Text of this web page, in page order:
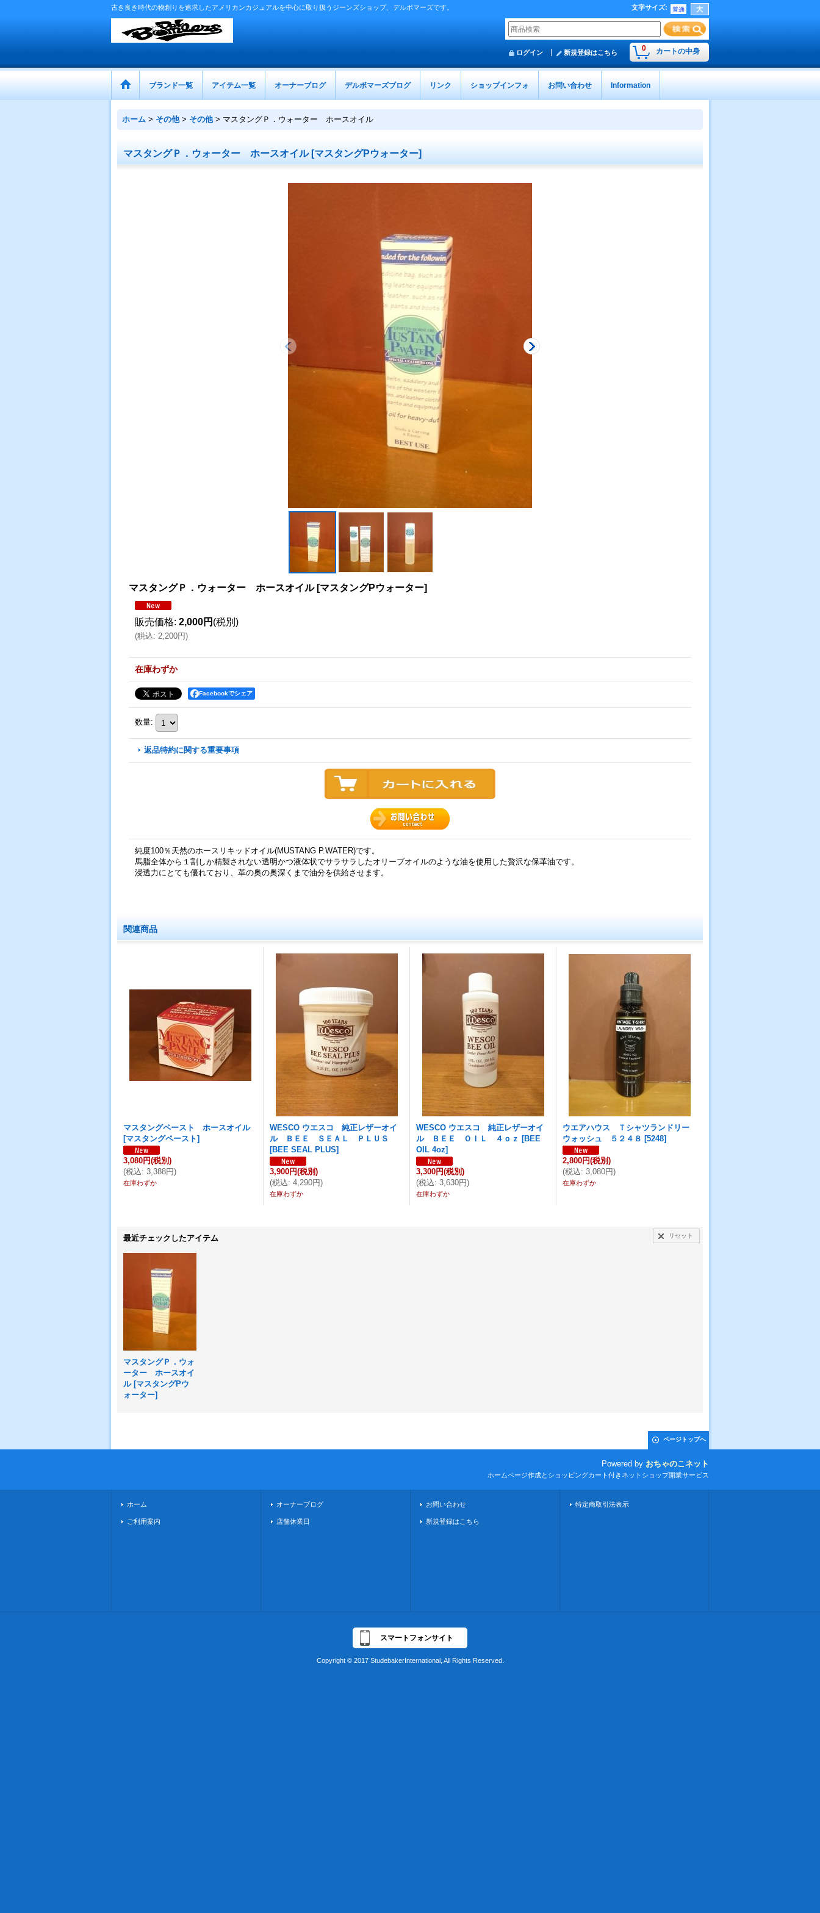
古き良き時代の物創りを追求したアメリカンカジュアルを中心に取り扱うジーンズショップ、デルボマーズです。 文字サイズ:
0 カートの中身
ログイン 新規登録はこちら
ブランド一覧 アイテム一覧 オーナーブログ デルボマーズブログ リンク ショップインフォ お問い合わせ Information
ホーム > その他 > その他 > マスタングＰ．ウォーター ホースオイル
マスタングＰ．ウォーター ホースオイル [マスタングPウォーター]
マスタングＰ．ウォーター ホースオイル [マスタングPウォーター]
販売価格: 2,000円 (税別)
(税込: 2,200円)
在庫わずか
Facebookでシェア
数量:
返品特約に関する重要事項
純度100％天然のホースリキッドオイル(MUSTANG P.WATER)です。
馬脂全体から１割しか精製されない透明かつ液体状でサラサラしたオリーブオイルのような油を使用した贅沢な保革油です。
浸透力にとても優れており、革の奥の奥深くまで油分を供給させます。
関連商品
マスタングペースト ホースオイル
[マスタングペースト]
3,080円(税別)
(税込: 3,388円)
在庫わずか
WESCO ウエスコ 純正レザーオイ
ル ＢＥＥ ＳＥＡＬ ＰＬＵＳ
[BEE SEAL PLUS]
3,900円(税別)
(税込: 4,290円)
在庫わずか
WESCO ウエスコ 純正レザーオイ
ル ＢＥＥ ＯＩＬ ４ｏｚ [BEE
OIL 4oz]
3,300円(税別)
(税込: 3,630円)
在庫わずか
ウエアハウス Ｔシャツランドリー
ウォッシュ ５２４８ [5248]
2,800円(税別)
(税込: 3,080円)
在庫わずか
最近チェックしたアイテム リセット
マスタングＰ．ウォ
ーター ホースオイ
ル [マスタングPウ
ォーター]
ページトップへ
Powered by おちゃのこネット
ホームページ作成とショッピングカート付きネットショップ開業サービス
ホーム
ご利用案内
オーナーブログ
店舗休業日
お問い合わせ
新規登録はこちら
特定商取引法表示
スマートフォンサイト
Copyright © 2017 StudebakerInternational, All Rights Reserved.